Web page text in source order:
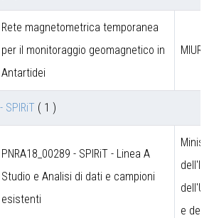
Rete magnetometrica temporanea
per il monitoraggio geomagnetico in
Antartidei
MIUR
SPIRiT ( 1 )
PNRA18_00289 - SPIRiT - Linea A
Studio e Analisi di dati e campioni
esistenti
e